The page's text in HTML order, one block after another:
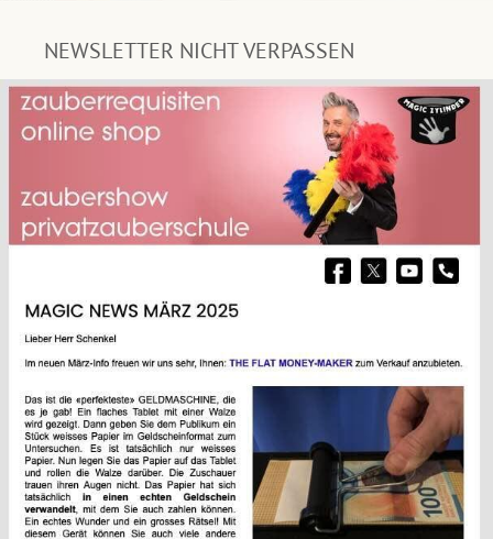
NEWSLETTER NICHT VERPASSEN